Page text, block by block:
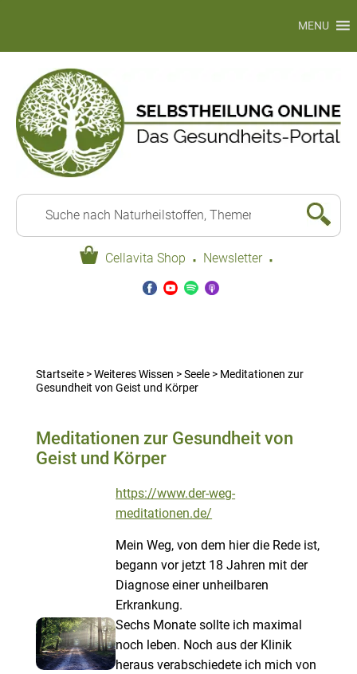
Cellavita Shop · Newsletter ·
MENU
Startseite>Weiteres Wissen >Seele> Meditationen zur
Gesundheit von Geist und Körper
Meditationen zur Gesundheit von
Geist und Körper
https://www.der-weg-
meditationen.de/
Mein Weg, von dem hier die Rede ist,
begann vor jetzt 18 Jahren mit der
Diagnose einer unheilbaren
Erkrankung.
Sechs Monate sollte ich maximal
noch leben. Noch aus der Klinik
heraus verabschiedete ich mich von